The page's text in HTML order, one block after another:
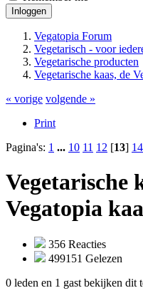
Inloggen
Vegatopia Forum
Vegetarisch - voor
Vegetarische producten
Vegetarische kaas, de
« vorige volgende »
Print
Pagina's: 1 ... 10 11 12 [13] 14
Vegetarische
Vegatopia
356 Reacties
499151 Gelezen
0 leden en 1 gast bekijken dit